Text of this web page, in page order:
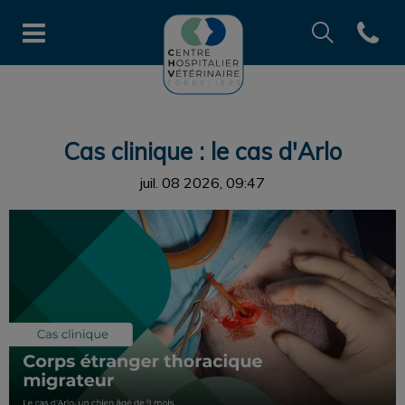
Page d'accueil de CHV des
Open
Recherche
Cas clinique : le cas d'Arlo
juil. 08 2026, 09:47